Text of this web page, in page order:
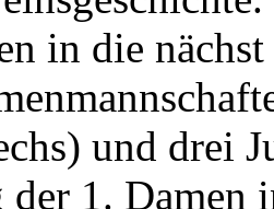
in die
und drei
der 1.